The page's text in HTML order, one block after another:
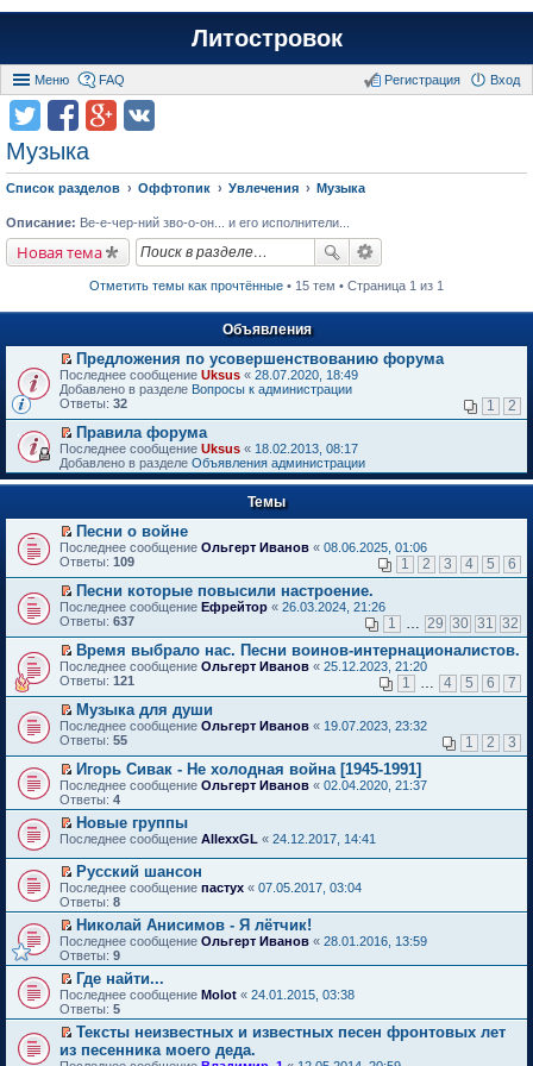
Литостровок
Меню FAQ Вход
Регистрация
Музыка
Список разделов Оффтопик Увлечения Музыка
Описание: Ве-е-чер-ний зво-о-он... и его исполнители...
Новая тема
Отметить темы как прочтённые • 15 тем • Страница 1 из 1
Объявления
П
е
р
й
т
и
к
п
в
о
м
у
н
е
п
р
о
ч
и
т
а
н
н
о
м
у
с
о
о
б
щ
е
н
и
ю
Предложения по усовершенствованию форума
Последнее сообщение Uksus « 28.07.2020, 18:49
Добавлено в разделе Вопросы к администрации
Ответы: 32 1 2
П
е
р
е
т
и
к
п
р
в
о
м
у
н
е
п
р
о
ч
и
т
а
н
н
о
м
у
с
о
о
б
щ
е
н
и
ю
Правила форума
Последнее сообщение Uksus « 18.02.2013, 08:17
Добавлено в разделе Объявления администрации
Темы
П
е
е
й
т
и
к
п
е
р
в
о
м
у
н
е
п
р
о
ч
и
т
а
н
н
о
м
у
с
о
о
б
щ
е
и
Песни о войне
Последнее сообщение Ольгерт Иванов « 08.06.2025, 01:06
Ответы: 109 1 2 3 4 5 6
П
е
е
й
т
и
к
п
е
р
в
о
м
у
н
е
п
р
о
ч
и
т
а
н
н
о
м
у
с
о
о
б
Песни которые повысили настроение.
Последнее сообщение Ефрейтор « 26.03.2024, 21:26
Ответы: 637 1 29 30 31 32
П
е
е
й
т
и
к
п
е
р
в
о
м
у
н
е
п
р
о
ч
и
т
а
н
н
м
у
Время выбрало нас. Песни воинов-интернационалистов.
Последнее сообщение Ольгерт Иванов « 25.12.2023, 21:20
Ответы: 121 1 4 5 6 7
П
е
е
й
т
и
п
р
в
о
м
у
н
е
п
р
о
ч
и
а
Музыка для души
Последнее сообщение Ольгерт Иванов « 19.07.2023, 23:32
Ответы: 55 1 2 3
П
е
р
е
й
и
к
п
е
р
в
о
м
у
н
е
п
о
Игорь Сивак - Не холодная война [1945-1991]
Последнее сообщение Ольгерт Иванов « 02.04.2020, 21:37
Ответы: 4
П
р
е
й
т
и
к
п
е
р
в
о
м
н
е
Новые группы
Последнее сообщение AllexxGL « 24.12.2017, 14:41
П
е
р
е
й
т
и
к
п
е
р
о
Русский шансон
Последнее сообщение пастух « 07.05.2017, 03:04
Ответы: 8
П
е
р
й
т
и
п
Николай Анисимов - Я лётчик!
Последнее сообщение Ольгерт Иванов « 28.01.2016, 13:59
Ответы: 9
П
е
р
й
т
Где найти...
Последнее сообщение Molot « 24.01.2015, 03:38
Ответы: 5
П
е
Тексты неизвестных и известных песен фронтовых лет
из песенника моего деда.